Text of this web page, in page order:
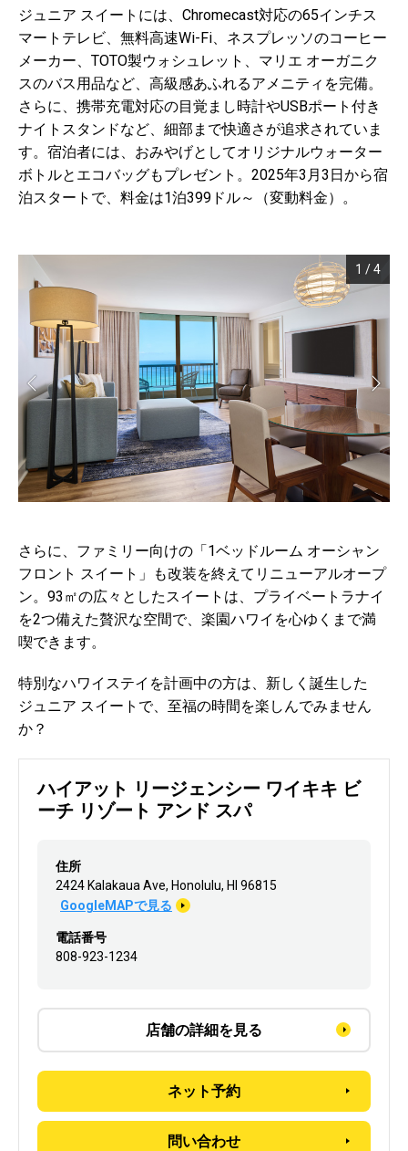
ジュニア スイートには、Chromecast対応の65インチス
マートテレビ、無料高速Wi-Fi、ネスプレッソのコーヒー
メーカー、TOTO製ウォシュレット、マリエ オーガニク
スのバス用品など、高級感あふれるアメニティを完備。
さらに、携帯充電対応の目覚まし時計やUSBポート付き
ナイトスタンドなど、細部まで快適さが追求されていま
す。宿泊者には、おみやげとしてオリジナルウォーター
ボトルとエコバッグもプレゼント。2025年3月3日から宿
泊スタートで、料金は1泊399ドル～（変動料金）。
1 /4
さらに、ファミリー向けの「1ベッドルーム オーシャン
フロント スイート」も改装を終えてリニューアルオープ
ン。93㎡の広々としたスイートは、プライベートラナイ
を2つ備えた贅沢な空間で、楽園ハワイを心ゆくまで満
喫できます。
特別なハワイステイを計画中の方は、新しく誕生した
ジュニア スイートで、至福の時間を楽しんでみません
か？
ハイアット リージェンシー ワイキキ ビ
ーチ リゾート アンド スパ
住所
2424 Kalakaua Ave, Honolulu, HI 96815
GoogleMAPで見る
電話番号
808-923-1234
店舗の詳細を見る
ネット予約
問い合わせ